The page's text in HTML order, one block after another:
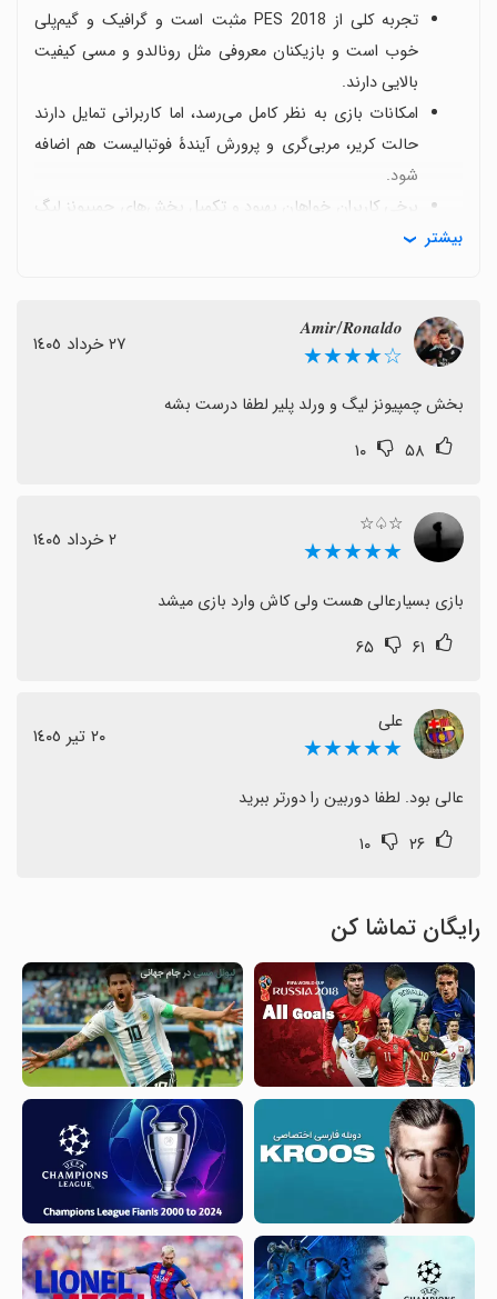
تجربه کلی از PES 2018 مثبت است و گرافیک و گیم‌پلی
خوب است و بازیکنان معروفی مثل رونالدو و مسی کیفیت
بالایی دارند.
امکانات بازی به نظر کامل می‌رسد، اما کاربرانی تمایل دارند
حالت کریر، مربی‌گری و پرورش آیندهٔ فوتبالیست هم اضافه
شود.
برخی کاربران خواهان بهبود و تکمیل بخش‌های چمپیونز لیگ
و ورلد پلیر هستند تا تجربهٔ کامل‌تری داشته باشند.
راه‌اندازی و آشنایی با حالت دو نفره یا چندنفره و چگونگی
بازی آنلاین نیز نیاز به توضیحات بهتر یا بهبود دارد.
در کل تجربهٔ کاربری مثبت است و با چند بهبود کوچک در
می‌آید.
بیشتر
𝑨𝒎𝒊𝒓/𝑹𝒐𝒏𝒂𝒍𝒅𝒐
☆★★★★ ٢٧ خرداد ١٤٠٥
بخش چمپیونز لیگ و ورلد پلیر لطفا درست بشه
۵۸ ۱۰
☆♤☆
★★★★★ ٢ خرداد ١٤٠٥
بازی بسیارعالی هست ولی کاش وارد بازی میشد
۶۱ ۶۵
علی
★★★★★ ٢٠ تیر ١٤٠٥
عالی بود. لطفا دوربین را دورتر ببرید
۲۶ ۱۰
رایگان تماشا کن